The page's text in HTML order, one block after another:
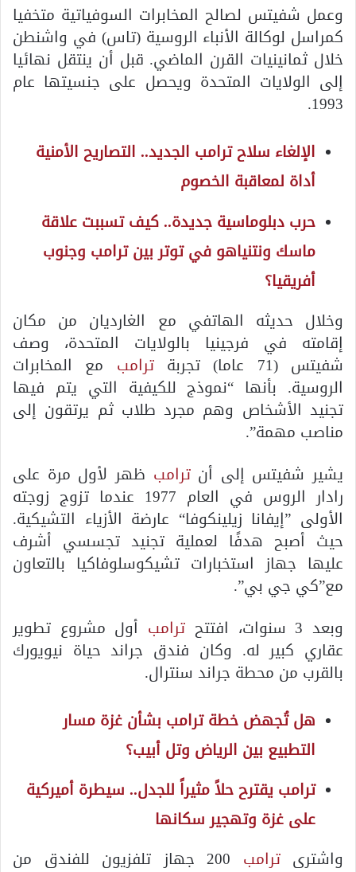
وعمل شفيتس لصالح المخابرات السوفياتية متخفيا
كمراسل لوكالة الأنباء الروسية (تاس) في واشنطن
خلال ثمانينيات القرن الماضي. قبل أن ينتقل نهائيا
إلى الولايات المتحدة ويحصل على جنسيتها عام
1993.
الإلغاء سلاح ترامب الجديد.. التصاريح الأمنية
أداة لمعاقبة الخصوم
حرب دبلوماسية جديدة.. كيف تسببت علاقة
ماسك ونتنياهو في توتر بين ترامب وجنوب
أفريقيا؟
وخلال حديثه الهاتفي مع الغارديان من مكان
إقامته في فرجينيا بالولايات المتحدة، وصف
شفيتس (71 عاما) تجربة
ترامب مع المخابرات
الروسية. بأنها “نموذج للكيفية التي يتم فيها
تجنيد الأشخاص وهم مجرد طلاب ثم يرتقون إلى
مناصب مهمة”.
يشير شفيتس إلى أن ترامب ظهر لأول مرة على
رادار الروس في العام 1977 عندما تزوج زوجته
الأولى ”إيفانا زيلينكوفا“ عارضة الأزياء التشيكية.
حيث أصبح هدفًا لعملية تجنيد تجسسي أشرف
عليها جهاز استخبارات تشيكوسلوفاكيا بالتعاون
مع”كي جي بي”.
وبعد 3 سنوات، افتتح
ترامب أول مشروع تطوير
عقاري كبير له. وكان فندق جراند حياة نيويورك
بالقرب من محطة جراند سنترال.
هل تُجهض خطة ترامب بشأن غزة مسار
التطبيع بين الرياض وتل أبيب؟
ترامب يقترح حلاً مثيراً للجدل.. سيطرة أميركية
على غزة وتهجير سكانها
واشترى ترامب
200 جهاز تلفزيون للفندق من